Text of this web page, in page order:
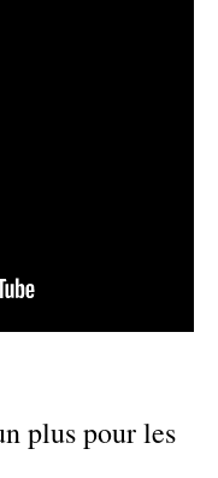
plus pour les